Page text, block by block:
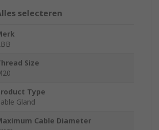
selecteren
Size
Type
Gland
Cable Diameter